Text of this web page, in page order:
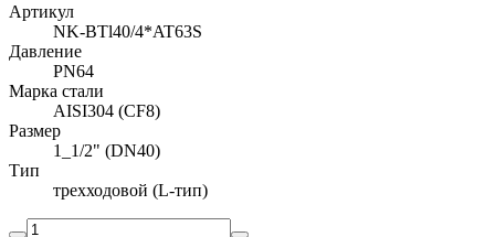
Артикул
NK-BTl40/4*AT63S
Давление
PN64
Марка стали
AISI304 (CF8)
Размер
1_1/2" (DN40)
Тип
трехходовой (L-тип)